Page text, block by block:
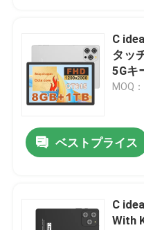
C
タッ
5Gキ
MOQ
ベストプライス
C
With